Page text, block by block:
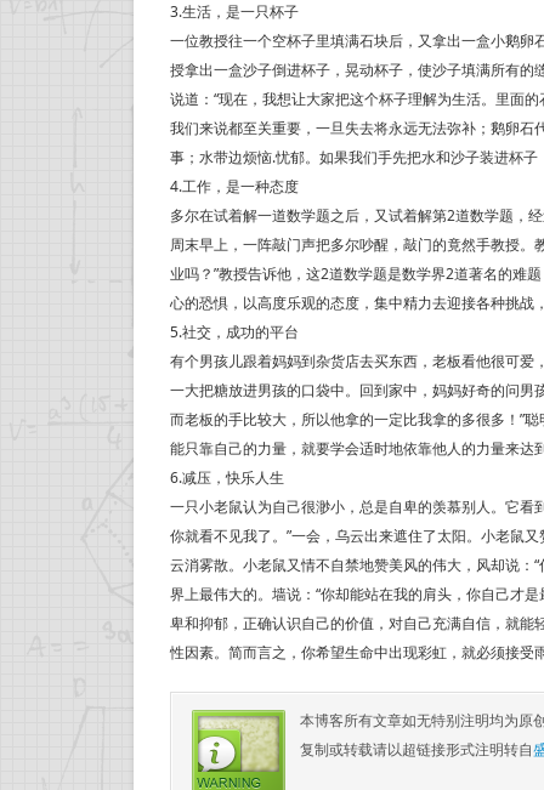
3.生活，是一只杯子
一位教授往一个空杯子里填满石块后，又拿出一盒小鹅
授拿出一盒沙子倒进杯子，晃动杯子，使沙子填满所有
说道：“现在，我想让大家把这个杯子理解为生活。里面
我们来说都至关重要，一旦失去将永远无法弥补；鹅卵
事；水带边烦恼.忧郁。如果我们手先把水和沙子装进杯
4.工作，是一种态度
多尔在试着解一道数学题之后，又试着解第2道数学题，
周末早上，一阵敲门声把多尔吵醒，敲门的竟然手教授。
业吗？”教授告诉他，这2道数学题是数学界2道著名的难
心的恐惧，以高度乐观的态度，集中精力去迎接各种挑战
5.社交，成功的平台
有个男孩儿跟着妈妈到杂货店去买东西，老板看他很可
一大把糖放进男孩的口袋中。回到家中，妈妈好奇的问
而老板的手比较大，所以他拿的一定比我拿的多很多！”
能只靠自己的力量，就要学会适时地依靠他人的力量来
6.减压，快乐人生
一只小老鼠认为自己很渺小，总是自卑的羡慕别人。它
你就看不见我了。”一会，乌云出来遮住了太阳。小老鼠
云消雾散。小老鼠又情不自禁地赞美风的伟大，风却说：
界上最伟大的。墙说：“你却能站在我的肩头，你自己才
卑和抑郁，正确认识自己的价值，对自己充满自信，就
性因素。简而言之，你希望生命中出现彩虹，就必须接
本博客所有文章如无特别注明均为原
复制或转载请以超链接形式注明转自